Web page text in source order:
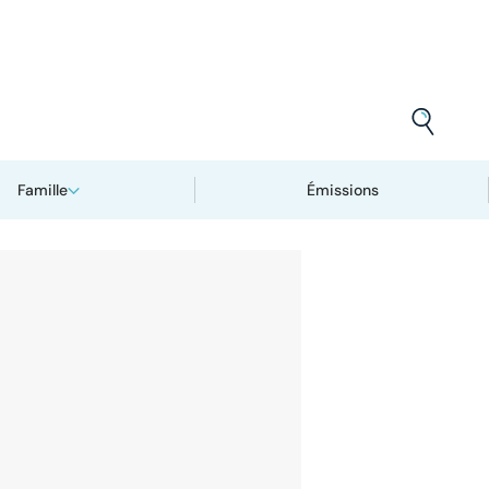
Famille Émissions